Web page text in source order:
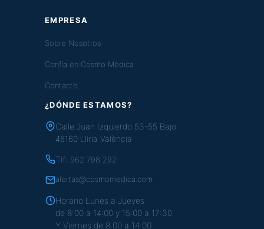
EMPRESA
Sobre Nosotros
Confía en Cosmo Médica
Contacto
¿DÓNDE ESTAMOS?
Calle Juan Izquierdo 53-55 Bajo
46160 Lliria València
Tlf: 962 798 292
alertas@cosmomedica.com
Horario Lunes a Jueves:
de 8:00 a 14:00 y 15:00 a 17:30
Y Viernes de 8:00 a 14:00